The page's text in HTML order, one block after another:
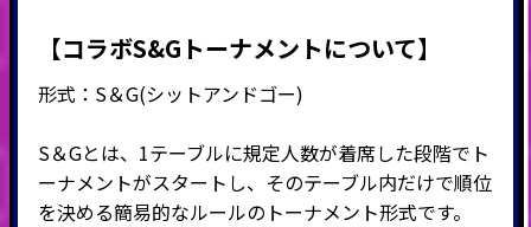
【コラボS&Gトーナメントについて】
形式： S＆G(シットアンドゴー)
S＆Gとは、1テーブルに規定人数が着席した段階でト
ーナメントがスタートし、そのテーブル内だけで順位
を決める簡易的なルールのトーナメント形式です。